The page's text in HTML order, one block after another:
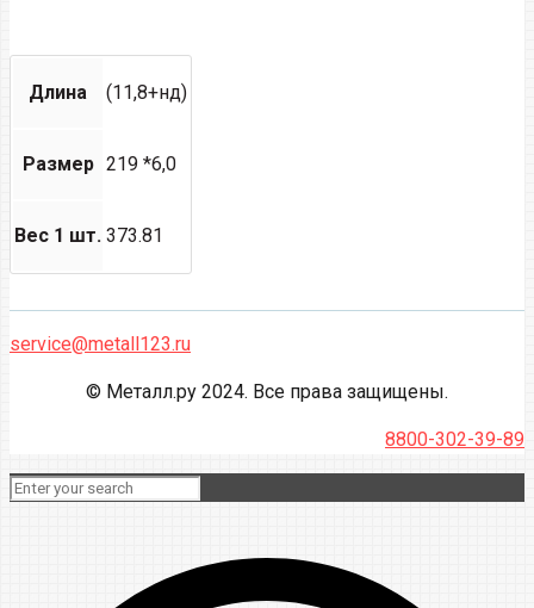
Длина (11,8+нд)
Размер 219 *6,0
Вес 1 шт. 373.81
service@metall123.ru
© Металл.ру 2024. Все права защищены.
8800-302-39-89